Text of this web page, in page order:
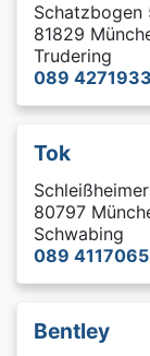
Schatzbogen
81829
Trudering
089 4271933
Tok
80797
Schwabing
089
Bentley